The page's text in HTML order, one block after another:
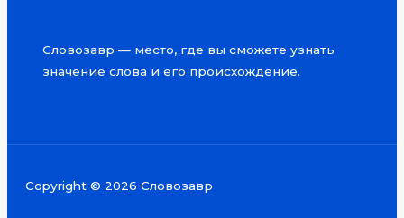
Словозавр — место, где вы сможете узнать
значение слова и его происхождение.
Copyright © 2026 Словозавр